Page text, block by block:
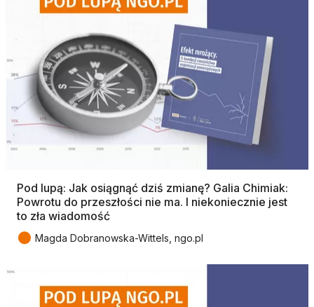
Pod lupą: Jak osiągnąć dziś zmianę? Galia Chimiak:
Powrotu do przeszłości nie ma. I niekoniecznie jest
to zła wiadomość
● Magda Dobranowska-Wittels, ngo.pl